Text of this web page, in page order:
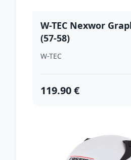
W-TEC Nexwor
(57-58)
W-TEC
119.90 €